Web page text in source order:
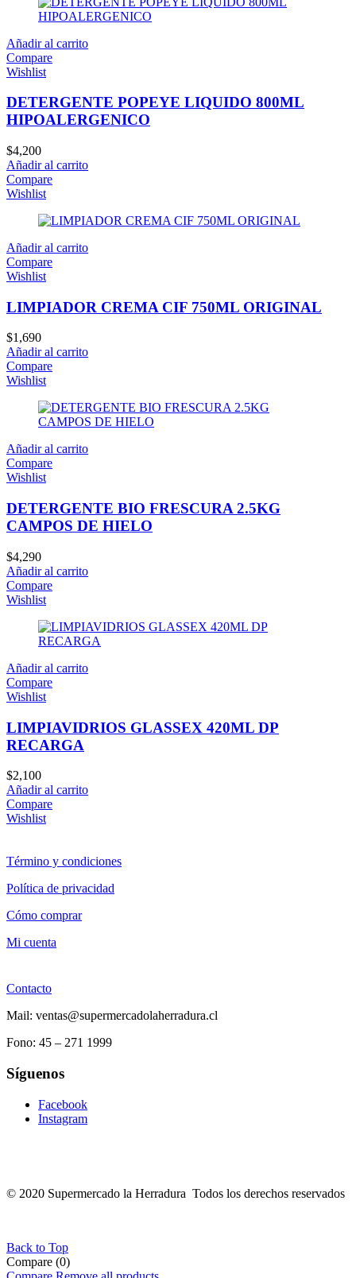
Añadir al carrito
Compare
Wishlist
DETERGENTE POPEYE LIQUIDO 800ML
HIPOALERGENICO
$4,200
Añadir al carrito
Compare
Wishlist
Añadir al carrito
Compare
Wishlist
LIMPIADOR CREMA CIF 750ML ORIGINAL
$1,690
Añadir al carrito
Compare
Wishlist
Añadir al carrito
Compare
Wishlist
DETERGENTE BIO FRESCURA 2.5KG
CAMPOS DE HIELO
$4,290
Añadir al carrito
Compare
Wishlist
Añadir al carrito
Compare
Wishlist
LIMPIAVIDRIOS GLASSEX 420ML DP
RECARGA
$2,100
Añadir al carrito
Compare
Wishlist
Término y condiciones
Política de privacidad
Cómo comprar
Mi cuenta
Contacto
Mail: ventas@supermercadolaherradura.cl
Fono: 45 – 271 1999
Síguenos
Facebook
Instagram
© 2020 Supermercado la Herradura Todos los derechos reservados
Back to Top
Compare (0)